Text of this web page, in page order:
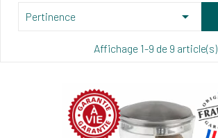
Pertinence 
Affichage 1-9 de 9 article(s)